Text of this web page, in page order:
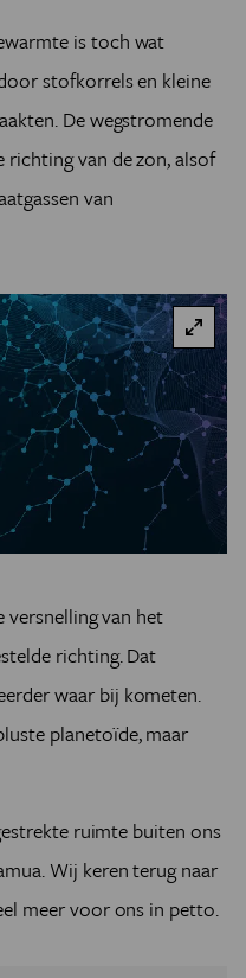
is toch wat
stofkorrels en kleine
De wegstromende
richting van de zon, alsof
van
versnelling van het
richting. Dat
waar bij kometen.
planetoïde, maar
ruimte buiten ons
Wij keren terug naar
meer voor ons in petto.